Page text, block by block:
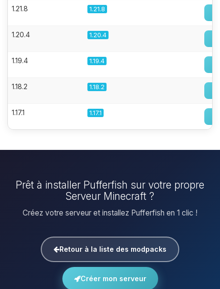
1.21.8 1.21.8
1.20.4 1.20.4
1.19.4 1.19.4
1.18.2 1.18.2
1.17.1 1.17.1
Prêt à installer Pufferfish sur votre propre
Serveur Minecraft ?
Créez votre serveur et installez Pufferfish en 1 clic !
Retour à la liste des modpacks
Créer mon serveur